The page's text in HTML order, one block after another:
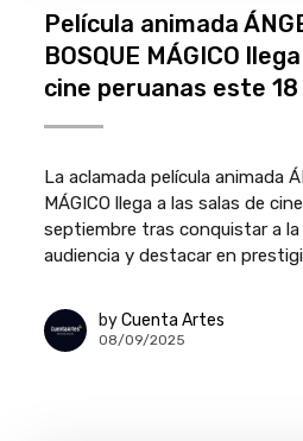
Película animada
BOSQUE MÁGICO
cine peruanas este
La aclamada película animada
MÁGICO llega a las salas de
septiembre tras conquistar a
audiencia y destacar en
by Cuenta Artes
08/09/2025